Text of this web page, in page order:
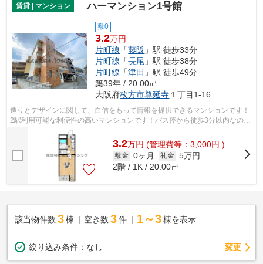
賃貸 | マンション ハーマンション1号館
敷0
3.2万円
片町線 「藤阪 」駅 徒歩33分
片町線 「長尾 」駅 徒歩38分
片町線 「津田 」駅 徒歩49分
築39年 / 20.00㎡
大阪府枚方市尊延寺 １丁目1-16
造りとデザインに関して、自信をもって情報を提供できるマンションです！
2駅利用可能な利便性の高いマンションです！バス停から徒歩3分以内なの
で、バスを逃す心配はほとんどありませ...
3.2万円 (管理費等：3,000円 )
敷金 0ヶ月 礼金 5万円
2階 / 1K / 20.00㎡
該当物件数 3棟 空き数 3 件 1～3 棟を表示
絞り込み条件： なし 変更